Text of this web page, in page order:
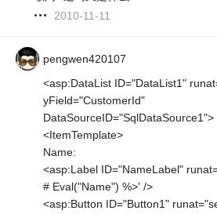
2010-11-11
pengwen420107
<asp:DataList ID="DataList1"
yField="CustomerId"
DataSourceID="SqlDataSource1">
<ItemTemplate>
Name:
<asp:Label ID="NameLabel"
# Eval("Name") %>' />
<asp:Button ID="Button1"